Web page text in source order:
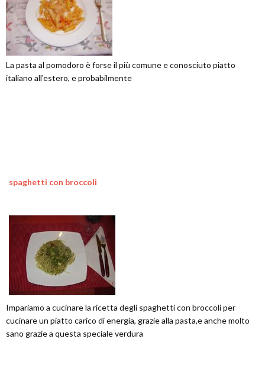
La pasta al pomodoro è forse il più comune e conosciuto piatto
italiano all'estero, e probabilmente
spaghetti con broccoli
Impariamo a cucinare la ricetta degli spaghetti con broccoli per
cucinare un piatto carico di energia, grazie alla pasta,e anche molto
sano grazie a questa speciale verdura